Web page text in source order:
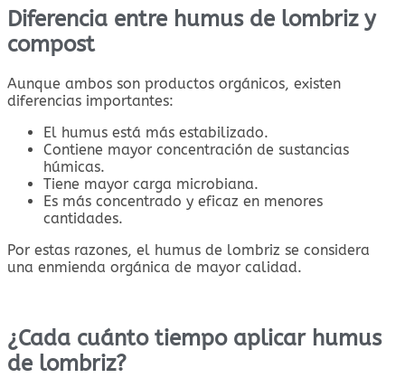
Diferencia entre humus de lombriz y
compost
Aunque ambos son productos orgánicos, existen
diferencias importantes:
El humus está más estabilizado.
Contiene mayor concentración de sustancias
húmicas.
Tiene mayor carga microbiana.
Es más concentrado y eficaz en menores
cantidades.
Por estas razones, el humus de lombriz se considera
una enmienda orgánica de mayor calidad.
¿Cada cuánto tiempo aplicar humus
de lombriz?